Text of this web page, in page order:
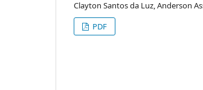
Clayton Santos da Luz, Anderson
PDF